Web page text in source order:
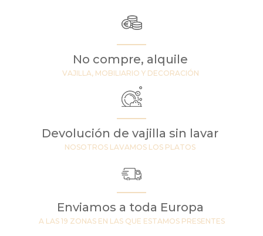
No compre, alquile
VAJILLA, MOBILIARIO Y DECORACIÓN
Devolución de vajilla sin lavar
NOSOTROS LAVAMOS LOS PLATOS
Enviamos a toda Europa
A LAS 19 ZONAS EN LAS QUE ESTAMOS PRESENTES